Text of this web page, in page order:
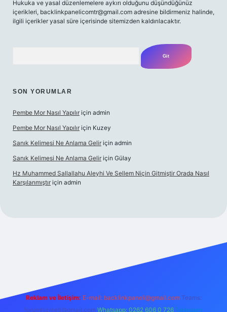
Hukuka ve yasal düzenlemelere aykırı olduğunu düşündüğünüz
içerikleri, backlinkpanelicomtr@gmail.com adresine bildirmeniz halinde,
ilgili içerikler yasal süre içerisinde sitemizden kaldırılacaktır.
SON YORUMLAR
Pembe Mor Nasıl Yapılır için admin
Pembe Mor Nasıl Yapılır için Kuzey
Sanık Kelimesi Ne Anlama Gelir için admin
Sanık Kelimesi Ne Anlama Gelir için Gülay
Hz Muhammed Sallallahu Aleyhi Ve Sellem Niçin Gitmiştir Orada Nasıl
Karşılanmıştır için admin
Reklam ve İletişim: E-mail: backlinkpaneli@gmail.com Teams:
forumhizmeti@gmail.com Whatsapp: 0262 606 0 726 Telegram: